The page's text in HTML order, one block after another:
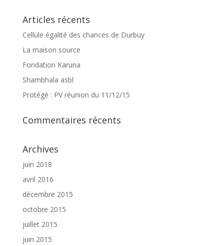
Articles récents
Cellule égalité des chances de Durbuy
La maison source
Fondation Karuna
Shambhala asbl
Protégé : PV réunion du 11/12/15
Commentaires récents
Archives
juin 2018
avril 2016
décembre 2015
octobre 2015
juillet 2015
juin 2015